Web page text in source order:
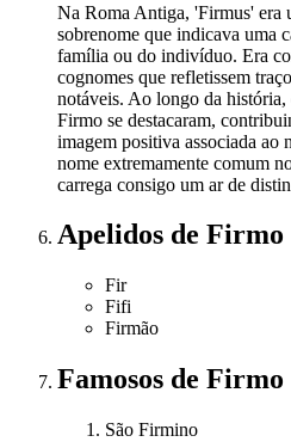
Na Roma Antiga, 'Firmus' era
sobrenome que indicava uma
família ou do indivíduo. Era
cognomes que refletissem
notáveis. Ao longo da
Firmo se destacaram,
imagem positiva associada ao
nome extremamente comum
carrega consigo um ar de
Apelidos de Firmo
Fir
Fifi
Firmão
Famosos de Firmo
São Firmino